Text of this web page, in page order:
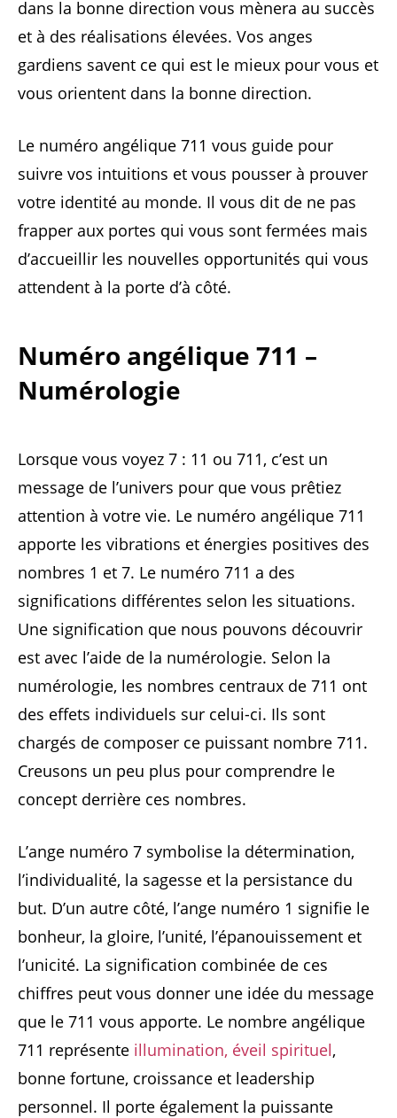
dans la bonne direction vous mènera au succès
et à des réalisations élevées. Vos anges
gardiens savent ce qui est le mieux pour vous et
vous orientent dans la bonne direction.
Le numéro angélique 711 vous guide pour
suivre vos intuitions et vous pousser à prouver
votre identité au monde. Il vous dit de ne pas
frapper aux portes qui vous sont fermées mais
d’accueillir les nouvelles opportunités qui vous
attendent à la porte d’à côté.
Numéro angélique 711 –
Numérologie
Lorsque vous voyez 7 : 11 ou 711, c’est un
message de l’univers pour que vous prêtiez
attention à votre vie. Le numéro angélique 711
apporte les vibrations et énergies positives des
nombres 1 et 7. Le numéro 711 a des
significations différentes selon les situations.
Une signification que nous pouvons découvrir
est avec l’aide de la numérologie. Selon la
numérologie, les nombres centraux de 711 ont
des effets individuels sur celui-ci. Ils sont
chargés de composer ce puissant nombre 711.
Creusons un peu plus pour comprendre le
concept derrière ces nombres.
L’ange numéro 7 symbolise la détermination,
l’individualité, la sagesse et la persistance du
but. D’un autre côté, l’ange numéro 1 signifie le
bonheur, la gloire, l’unité, l’épanouissement et
l’unicité. La signification combinée de ces
chiffres peut vous donner une idée du message
que le 711 vous apporte. Le nombre angélique
711 représente illumination, éveil spirituel,
bonne fortune, croissance et leadership
personnel. Il porte également la puissante